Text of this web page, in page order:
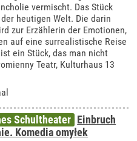
vermischt. Das Stück
heutigen Welt. Die darin
zur Erzählerin der Emotionen,
auf eine surrealistische Reise
ein Stück, das man nicht
Teatr, Kulturhaus 13
Schultheater Einbruch
Komedia omyłek